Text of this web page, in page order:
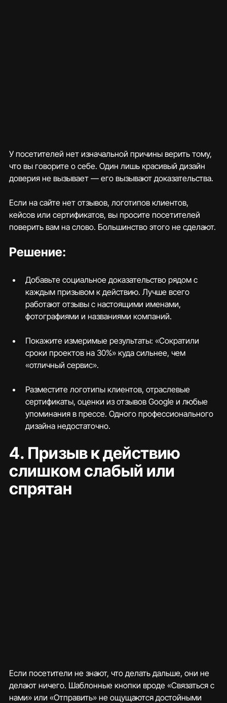
У посетителей нет изначальной причины верить тому,
что вы говорите о себе. Один лишь красивый дизайн
доверия не вызывает — его вызывают доказательства.
Если на сайте нет отзывов, логотипов клиентов,
кейсов или сертификатов, вы просите посетителей
поверить вам на слово. Большинство этого не сделают.
Решение:
Добавьте социальное доказательство рядом с
каждым призывом к действию. Лучше всего
работают отзывы с настоящими именами,
фотографиями и названиями компаний.
Покажите измеримые результаты: «Сократили
сроки проектов на 30%» куда сильнее, чем
«отличный сервис».
Разместите логотипы клиентов, отраслевые
сертификаты, оценки из отзывов Google и любые
упоминания в прессе. Одного профессионального
дизайна недостаточно.
4. Призыв к действию
слишком слабый или
спрятан
Если посетители не знают, что делать дальше, они не
делают ничего. Шаблонные кнопки вроде «Связаться с
нами» или «Отправить» не ощущаются достойными